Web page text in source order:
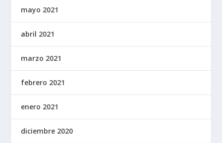
mayo 2021
abril 2021
marzo 2021
febrero 2021
enero 2021
diciembre 2020